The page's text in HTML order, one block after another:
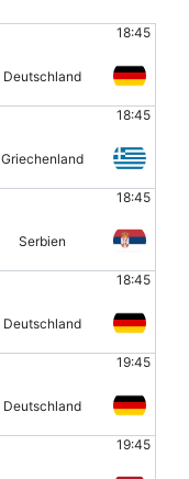
18:45
Deutschland
18:45
Griechenland
18:45
Serbien
18:45
Deutschland
19:45
Deutschland
19:45